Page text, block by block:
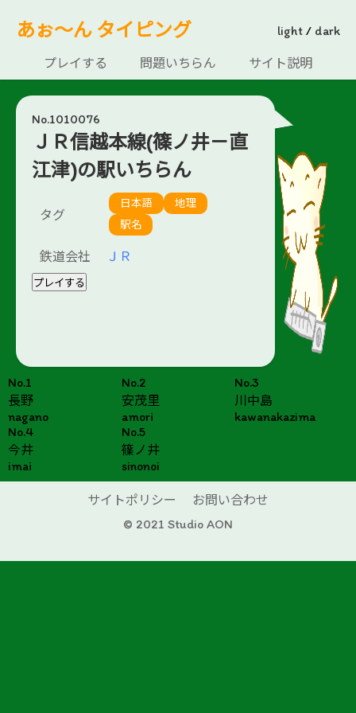
あぉ～ん タイピング light / dark
プレイする 問題いちらん サイト説明
No.1010076
ＪＲ信越本線(篠ノ井－直
江津)の駅いちらん
タグ
日本語
地理
駅名
鉄道会社 ＪＲ
プレイする
No.1
長野
nagano
No.2
安茂里
amori
No.3
川中島
kawanakazima
No.4
今井
imai
No.5
篠ノ井
sinonoi
サイトポリシー
お問い合わせ
© 2021 Studio AON